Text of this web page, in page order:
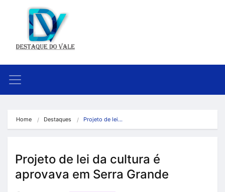
Home Destaques Projeto de lei…
Projeto de lei da cultura é
aprovava em Serra Grande